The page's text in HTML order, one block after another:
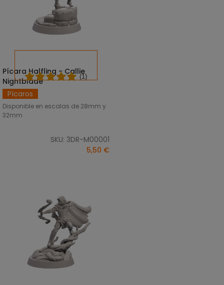
SELECCIONAR OPCIONES
Pícara Halfling - Callie
Nightblade
Pícaros
Disponible en escalas de 28mm y
32mm
SKU: 3DR-M00001
(1)
5,50 €